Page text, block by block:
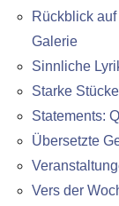
Rückblick
Galerie
Sinnliche
Starke
Statements:
Übersetzte
Vers der